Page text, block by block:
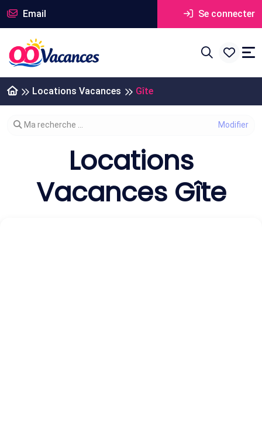
Email Se connecter
Locations Vacances Gîte
Modifier votre recherche
Ma recherche ...
Locations
Vacances Gîte